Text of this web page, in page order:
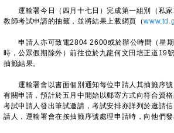
運輸署今日（四月十七日）完成第一組別（私家
教師考試申請的抽籤，並將結果上載網頁（
申請人亦可致電2804 2600或於辦公時間（星期
時，公眾假期除外）前往位於九龍何文田培正道19
抽籤結果。
運輸署會以書面個別通知每位申請人其抽籤序號
有關申請，預計於五月中開始以郵寄方式向符合資
考試申請人發出筆試邀請，考試安排亦詳列於邀請
請人，運輸署會在按抽籤序號處理申請時，向他們發